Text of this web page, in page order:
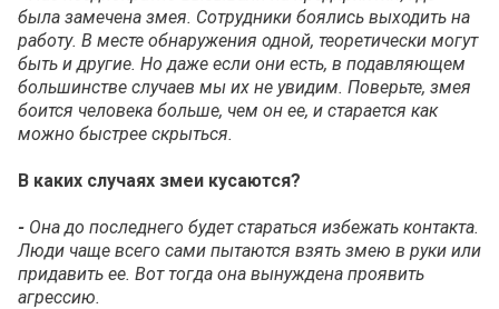
была замечена змея. Сотрудники боялись выходить на
работу. В месте обнаружения одной, теоретически могут
быть и другие. Но даже если они есть, в подавляющем
большинстве случаев мы их не увидим. Поверьте, змея
боится человека больше, чем он ее, и старается как
можно быстрее скрыться.
В каких случаях змеи кусаются?
- Она до последнего будет стараться избежать контакта.
Люди чаще всего сами пытаются взять змею в руки или
придавить ее. Вот тогда она вынуждена проявить
агрессию.